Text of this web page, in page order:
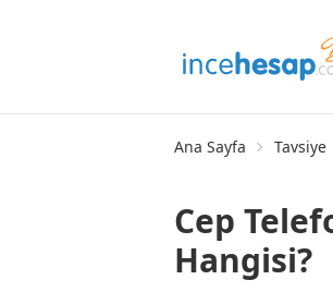
Ana Sayfa Tavsiye
Cep
Hangisi?